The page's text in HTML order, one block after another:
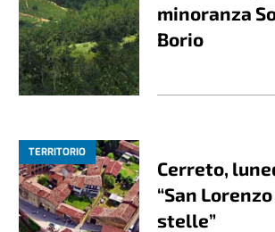
minoranza
Borio
TERRITORIO
Cerreto,
“San
stelle”